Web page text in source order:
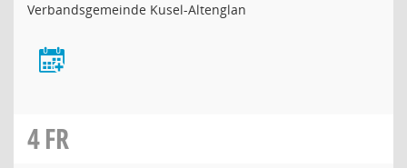
Verbandsgemeinde Kusel-Altenglan
4FR